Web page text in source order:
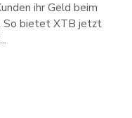
ihr Geld beim
So bietet XTB jetzt